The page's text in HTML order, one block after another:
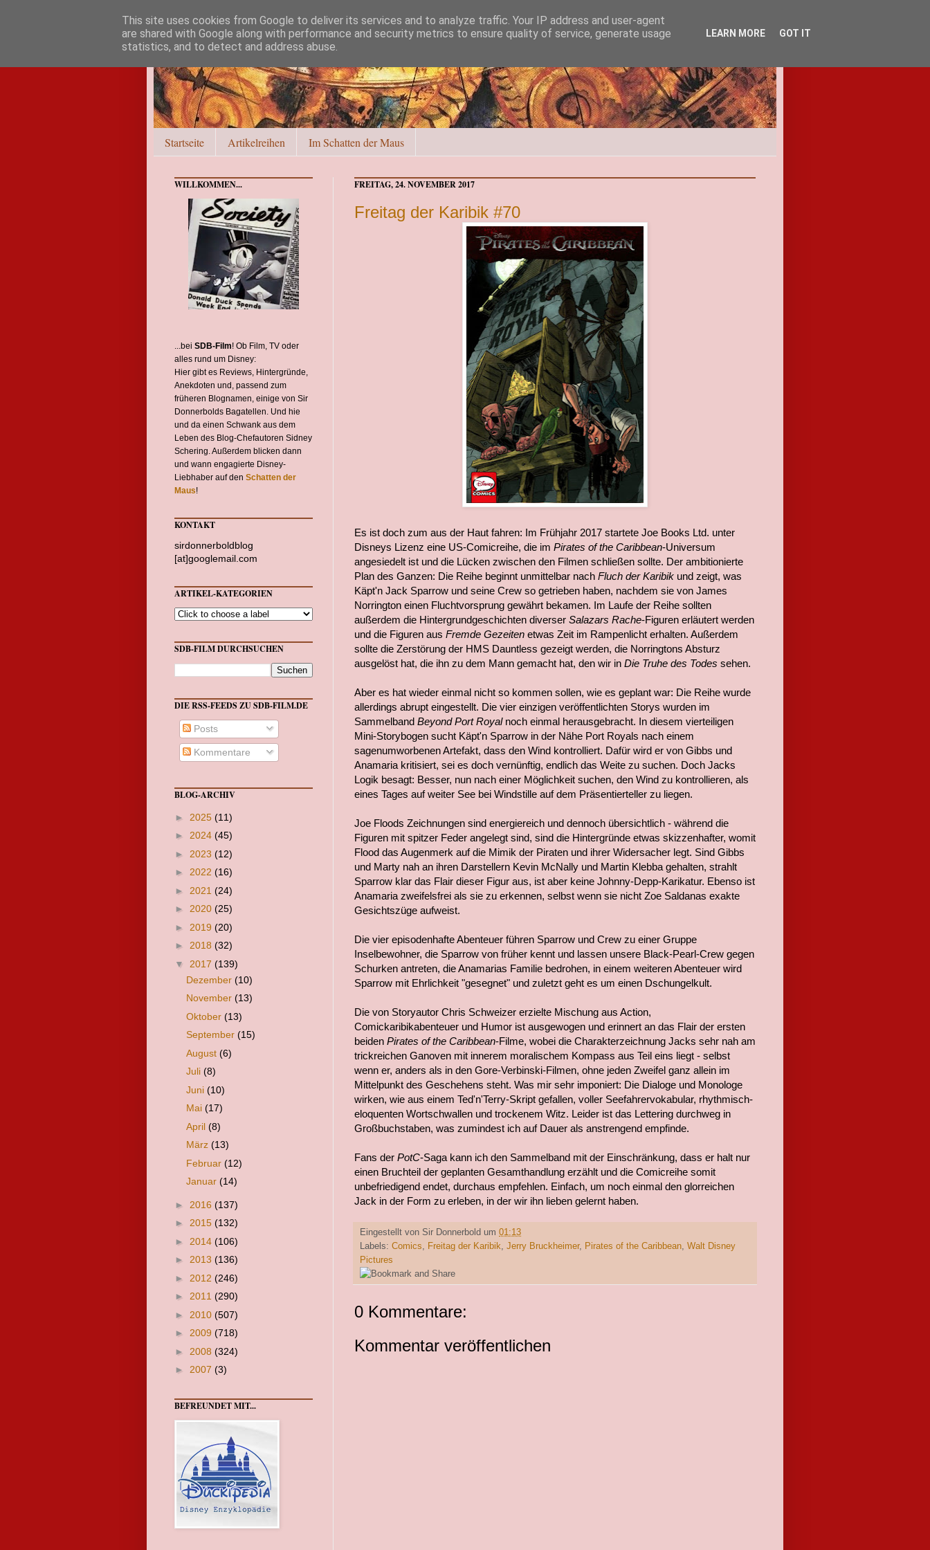
Startseite Artikelreihen Im Schatten der Maus
FREITAG, 24. NOVEMBER 2017
Freitag der Karibik #70
Es ist doch zum aus der Haut fahren: Im Frühjahr 2017 startete Joe Books Ltd. unter
Disneys Lizenz eine US-Comicreihe, die im Pirates of the Caribbean-Universum
angesiedelt ist und die Lücken zwischen den Filmen schließen sollte. Der ambitionierte
Plan des Ganzen: Die Reihe beginnt unmittelbar nach Fluch der Karibik und zeigt, was
Käpt'n Jack Sparrow und seine Crew so getrieben haben, nachdem sie von James
Norrington einen Fluchtvorsprung gewährt bekamen. Im Laufe der Reihe sollten
außerdem die Hintergrundgeschichten diverser Salazars Rache-Figuren erläutert werden
und die Figuren aus Fremde Gezeiten etwas Zeit im Rampenlicht erhalten. Außerdem
sollte die Zerstörung der HMS Dauntless gezeigt werden, die Norringtons Absturz
ausgelöst hat, die ihn zu dem Mann gemacht hat, den wir in Die Truhe des Todes sehen.
Aber es hat wieder einmal nicht so kommen sollen, wie es geplant war: Die Reihe wurde
allerdings abrupt eingestellt. Die vier einzigen veröffentlichten Storys wurden im
Sammelband Beyond Port Royalnoch einmal herausgebracht. In diesem vierteiligen
Mini-Storybogen sucht Käpt'n Sparrow in der Nähe Port Royals nach einem
sagenumworbenen Artefakt, dass den Wind kontrolliert. Dafür wird er von Gibbs und
Anamaria kritisiert, sei es doch vernünftig, endlich das Weite zu suchen. Doch Jacks
Logik besagt: Besser, nun nach einer Möglichkeit suchen, den Wind zu kontrollieren, als
eines Tages auf weiter See bei Windstille auf dem Präsentierteller zu liegen.
Joe Floods Zeichnungen sind energiereich und dennoch übersichtlich - während die
Figuren mit spitzer Feder angelegt sind, sind die Hintergründe etwas skizzenhafter, womit
Flood das Augenmerk auf die Mimik der Piraten und ihrer Widersacher legt. Sind Gibbs
und Marty nah an ihren Darstellern Kevin McNally und Martin Klebba gehalten, strahlt
Sparrow klar das Flair dieser Figur aus, ist aber keine Johnny-Depp-Karikatur. Ebenso ist
Anamaria zweifelsfrei als sie zu erkennen, selbst wenn sie nicht Zoe Saldanas exakte
Gesichtszüge aufweist.
Die vier episodenhafte Abenteuer führen Sparrow und Crew zu einer Gruppe
Inselbewohner, die Sparrow von früher kennt und lassen unsere Black-Pearl-Crew gegen
Schurken antreten, die Anamarias Familie bedrohen, in einem weiteren Abenteuer wird
Sparrow mit Ehrlichkeit "gesegnet" und zuletzt geht es um einen Dschungelkult.
Die von Storyautor Chris Schweizer erzielte Mischung aus Action,
Comickaribikabenteuer und Humor ist ausgewogen und erinnert an das Flair der ersten
beiden Pirates of the Caribbean-Filme, wobei die Charakterzeichnung Jacks sehr nah am
trickreichen Ganoven mit innerem moralischem Kompass aus Teil eins liegt - selbst
wenn er, anders als in den Gore-Verbinski-Filmen, ohne jeden Zweifel ganz allein im
Mittelpunkt des Geschehens steht. Was mir sehr imponiert: Die Dialoge und Monologe
wirken, wie aus einem Ted'n'Terry-Skript gefallen, voller Seefahrervokabular, rhythmisch-
eloquenten Wortschwallen und trockenem Witz. Leider ist das Lettering durchweg in
Großbuchstaben, was zumindest ich auf Dauer als anstrengend empfinde.
Fans der PotC-Saga kann ich den Sammelband mit der Einschränkung, dass er halt nur
einen Bruchteil der geplanten Gesamthandlung erzählt und die Comicreihe somit
unbefriedigend endet, durchaus empfehlen. Einfach, um noch einmal den glorreichen
Jack in der Form zu erleben, in der wir ihn lieben gelernt haben.
Eingestellt von Sir Donnerbold um 01:13
Labels: Comics, Freitag der Karibik, Jerry Bruckheimer, Pirates of the Caribbean, Walt Disney
Pictures
0 Kommentare:
Kommentar veröffentlichen
WILLKOMMEN...
...bei SDB-Film! Ob Film, TV oder
alles rund um Disney:
Hier gibt es Reviews, Hintergründe,
Anekdoten und, passend zum
früheren Blognamen, einige von Sir
Donnerbolds Bagatellen. Und hie
und da einen Schwank aus dem
Leben des Blog-Chefautoren Sidney
Schering. Außerdem blicken dann
und wann engagierte Disney-
Liebhaber auf den Schatten der
Maus!
KONTAKT
sirdonnerboldblog
[at]googlemail.com
ARTIKEL-KATEGORIEN
SDB-FILM DURCHSUCHEN
DIE RSS-FEEDS ZU SDB-FILM.DE
Posts
Kommentare
BLOG-ARCHIV
► 2025 (11)
► 2024 (45)
► 2023 (12)
► 2022 (16)
► 2021 (24)
► 2020 (25)
► 2019 (20)
► 2018 (32)
▼ 2017 (139)
Dezember (10)
November (13)
Oktober (13)
September (15)
August (6)
Juli (8)
Juni (10)
Mai (17)
April (8)
März (13)
Februar (12)
Januar (14)
► 2016 (137)
► 2015 (132)
► 2014 (106)
► 2013 (136)
► 2012 (246)
► 2011 (290)
► 2010 (507)
► 2009 (718)
► 2008 (324)
► 2007 (3)
BEFREUNDET MIT...
This site uses cookies from Google to deliver its services and to analyze traffic. Your IP address and user-agent
are shared with Google along with performance and security metrics to ensure quality of service, generate usage
statistics, and to detect and address abuse.
LEARN MORE GOT IT